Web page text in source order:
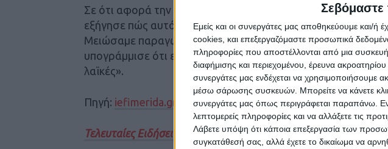
Σεβόμαστε
Εμείς και οι συνεργάτες μας αποθηκεύουμε
cookies, και επεξεργαζόμαστε προσωπικά
πληροφορίες που αποστέλλονται από μια συσκευή
διαφήμισης και περιεχομένου, έρευνα
συνεργάτες μας ενδέχεται να χρησιμοποιήσουμε
μέσω σάρωσης συσκευών. Μπορείτε να κάνετε
συνεργάτες μας όπως περιγράφεται παραπάνω.
λεπτομερείς πληροφορίες και να αλλάξετε τις
Λάβετε υπόψη ότι κάποια επεξεργασία των
συγκατάθεσή σας, αλλά έχετε το δικαίωμα να
Σε ότι αφορά την διατήρηση των λαϊκών αγορών ανοικτών,
εξήγησε πώς αυτό έγινε «για να μη συνωστίζεται ο κόσμος
Μειώσαμε παραγωγούς και εμπόρους και απομακρύναμε
υπογράμμισε ότι εάν δεν τηρηθούν τα μέτρα, «το επόμενο
λαϊκές».
Πηγή: iefimerida.gr
Τελευταίες Ειδήσεις Σήμερα